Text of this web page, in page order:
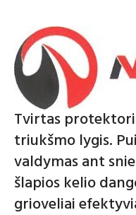
Tvirtas
triukšmo lygis.
valdymas ant
šlapios kelio
grioveliai